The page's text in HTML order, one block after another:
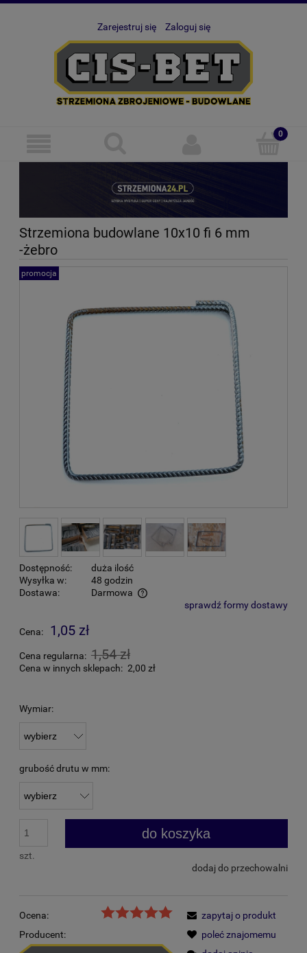
Zarejestruj się Zaloguj się
Strzemiona budowlane 10x10 fi 6 mm
-żebro
promocja
Dostępność:
duża ilość
Wysyłka w:
48 godzin
Dostawa:
Darmowa
Cena nie zawiera ewentualnych kosztów płatnościsprawdź formy dostawy
Cena: 1,05 zł
Cena regularna: 1,54 zł
Cena w innych sklepach: 2,00 zł
Wymiar:
grubość drutu w mm:
szt.
do koszyka
dodaj do przechowalni
Ocena:
Producent:
zapytaj o produkt
poleć znajomemu